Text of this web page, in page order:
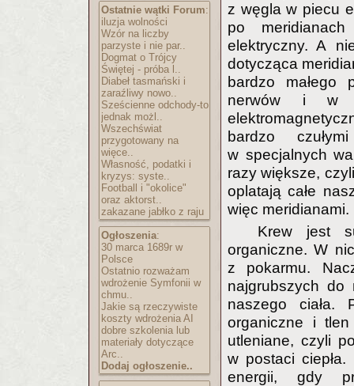
Ostatnie wątki Forum:
iluzja wolności
Wzór na liczby
parzyste i nie par..
Dogmat o Trójcy
Świętej - próba l..
Diabeł tasmański i
zaraźliwy nowo..
Sześcienne odchody-to
jednak możl..
Wszechświat
przygotowany na
więce..
Własność, podatki i
kryzys: syste..
Football i "okolice"
oraz aktorst..
zakazane jabłko z raju
Ogłoszenia:
30 marca 1689r w
Polsce
Ostatnio rozważam
wdrożenie Symfonii w
chmu..
Jakie są rzeczywiste
koszty wdrożenia AI
dobre szkolenia lub
materiały dotyczące
Arc..
Dodaj ogłoszenie..
z węgla w piecu
po meridianach
elektryczny. A
dotycząca
bardzo małego
nerwów i w
bardzo
w specjalnych
razy większe,
oplatają całe
więc meridianami.
Krew jest
organiczne. W
z pokarmu.
najgrubszych do
naszego ciała.
organiczne i
utleniane, czyli
w postaci
energii, gdy